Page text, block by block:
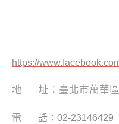
https://
地 址：臺北市萬華區
電 話：02-23146429